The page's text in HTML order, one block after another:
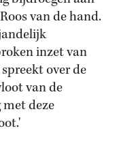
van de hand.
inzet van
over de
van de
deze